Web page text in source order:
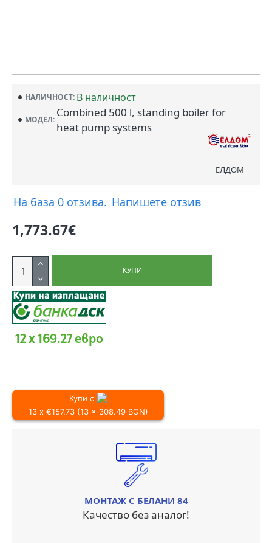
НАЛИЧНОСТ: В наличност
МОДЕЛ:
Combined 500 l, standing boiler for
heat pump systems
ЕЛДОМ
На база 0 отзива. Напишете отзив
1,773.67€
КУПИ
12 x 169.27 евро
Купи с
13 x €157.73 (13 x 308.49 BGN)
МОНТАЖ С БЕЛАНИ 84
Качество без аналог!